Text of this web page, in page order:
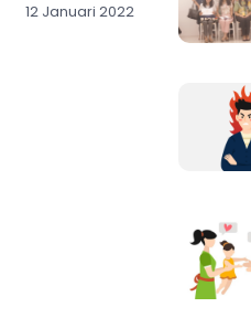
12 Januari 2022